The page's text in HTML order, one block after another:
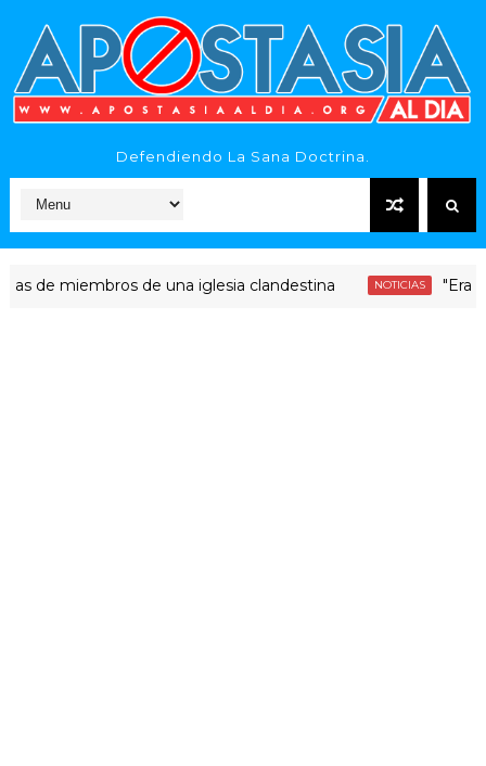
Defendiendo La Sana Doctrina.
de una iglesia clandestina NOTICIAS "Era dinero